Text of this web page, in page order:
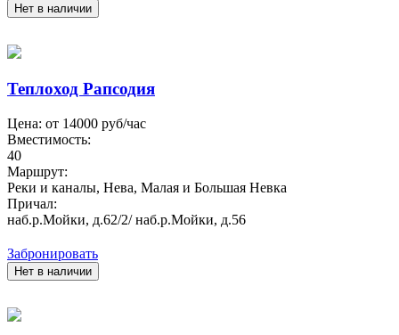
Нет в наличии
Теплоход Рапсодия
Цена: от 14000 руб/час
Вместимость:
40
Маршрут:
Реки и каналы, Нева, Малая и Большая Невка
Причал:
наб.р.Мойки, д.62/2/ наб.р.Мойки, д.56
Забронировать
Нет в наличии